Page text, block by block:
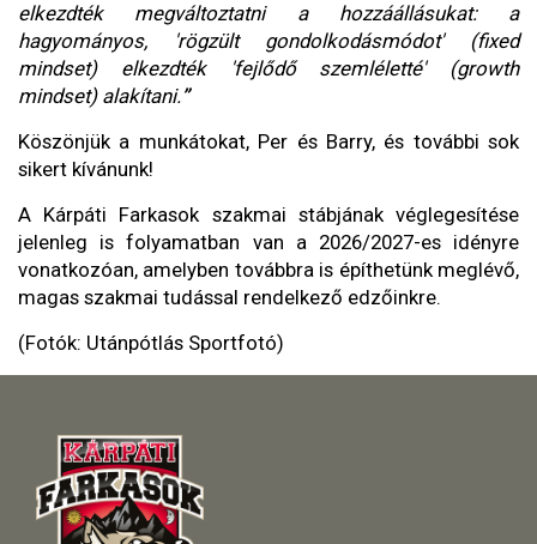
elkezdték megváltoztatni a hozzáállásukat: a
hagyományos, 'rögzült gondolkodásmódot' (fixed
mindset) elkezdték 'fejlődő szemléletté' (growth
mindset) alakítani.”
Köszönjük a munkátokat, Per és Barry, és további sok
sikert kívánunk!
A Kárpáti Farkasok szakmai stábjának véglegesítése
jelenleg is folyamatban van a 2026/2027-es idényre
vonatkozóan, amelyben továbbra is építhetünk meglévő,
magas szakmai tudással rendelkező edzőinkre.
(Fotók: Utánpótlás Sportfotó)